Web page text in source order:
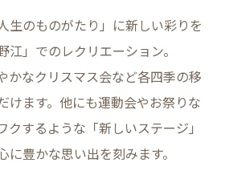
生のものがたり」に新しい彩りを
江」でのレクリエーション。
かなクリスマス会など各四季の移
けます。他にも運動会やお祭りな
クするような「新しいステージ」
に豊かな思い出を刻みます。